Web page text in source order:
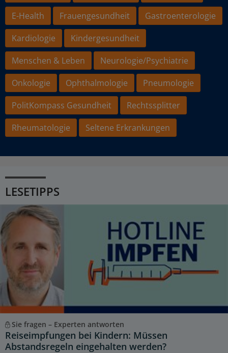
E-Health
Frauengesundheit
Gastroenterologie
Kardiologie
Kindergesundheit
Menschen & Leben
Neurologie/Psychiatrie
Onkologie
Ophthalmologie
Pneumologie
PolitKompass Gesundheit
Rechtssplitter
Rheumatologie
Seltene Erkrankungen
LESETIPPS
Sie fragen – Experten antworten
Reiseimpfungen bei Kindern: Müssen
Abstandsregeln eingehalten werden?